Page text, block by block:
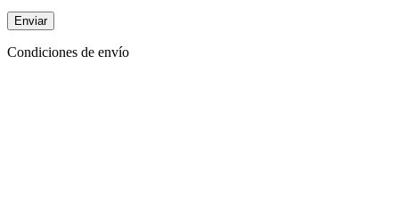
Condiciones de envío